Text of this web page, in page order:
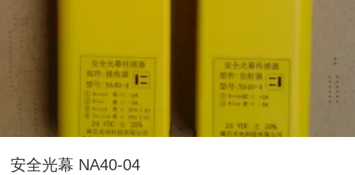
安全光幕 NA40-04